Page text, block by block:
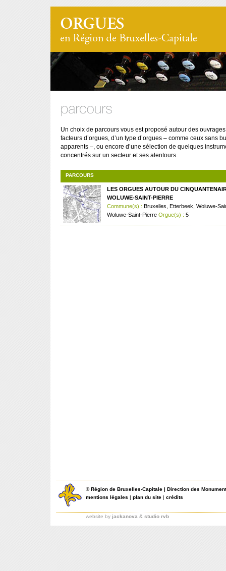
Un choix de parcours vous est proposé autour des
facteurs d’orgues, d’un type d’orgues – comme ceux sans
apparents –, ou encore d’une sélection de quelques
concentrés sur un secteur et ses alentours.
PARCOURS
LES ORGUES AUTOUR DU
WOLUWE-SAINT-PIERRE
Commune(s) : Bruxelles, Etterbeek, Woluwe-
Woluwe-Saint-Pierre Orgue(s) : 5
©Région de Bruxelles-Capitale | Direction des
mentions légales | plan du site | crédits
website by jackanova & studio rvb